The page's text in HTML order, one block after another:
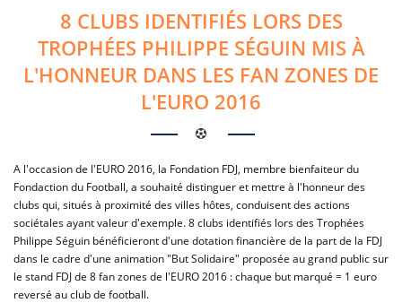
8 CLUBS IDENTIFIÉS LORS DES
TROPHÉES PHILIPPE SÉGUIN MIS À
L'HONNEUR DANS LES FAN ZONES DE
L'EURO 2016
A l'occasion de l'EURO 2016, la Fondation FDJ, membre bienfaiteur du
Fondaction du Football, a souhaité distinguer et mettre à l'honneur des
clubs qui, situés à proximité des villes hôtes, conduisent des actions
sociétales ayant valeur d'exemple. 8 clubs identifiés lors des Trophées
Philippe Séguin bénéficieront d'une dotation financière de la part de la FDJ
dans le cadre d'une animation "But Solidaire" proposée au grand public sur
le stand FDJ de 8 fan zones de l'EURO 2016 : chaque but marqué = 1 euro
reversé au club de football.